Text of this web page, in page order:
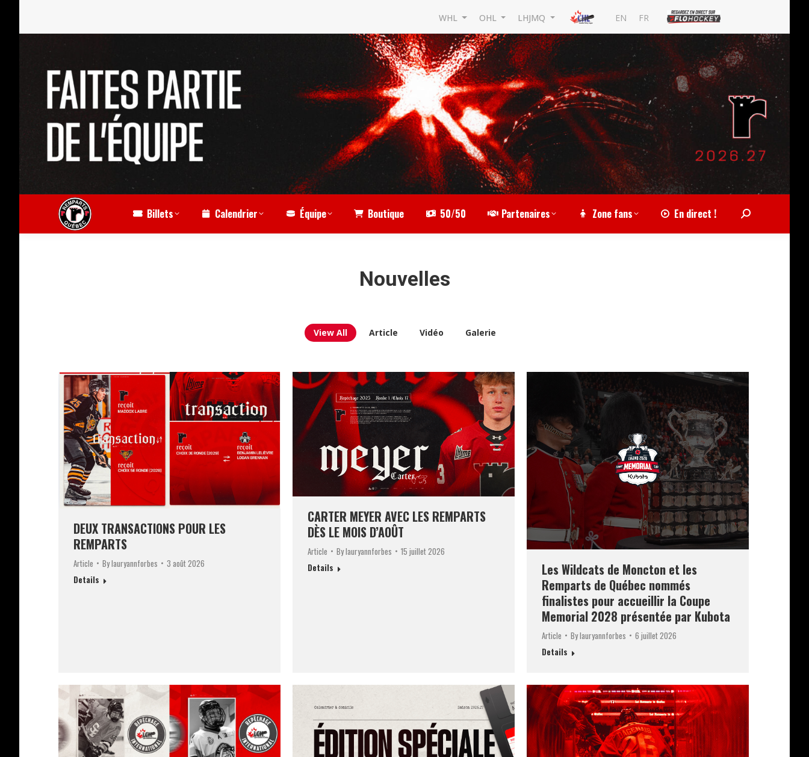
WHL OHL LHJMQ EN FR
Billets Calendrier Équipe Boutique 50/50 Partenaires Zone fans En direct ! Search:
Nouvelles
View All Article Vidéo Galerie
DEUX TRANSACTIONS POUR LES
REMPARTS
Article Bylauryannforbes
3 août 2026
Details
CARTER MEYER AVEC LES REMPARTS
DÈS LE MOIS D’AOÛT
Article Bylauryannforbes
15 juillet 2026
Details
Les Wildcats de Moncton et les
Remparts de Québec nommés
finalistes pour accueillir la Coupe
Memorial 2028 présentée par Kubota
Article Bylauryannforbes
6 juillet 2026
Details